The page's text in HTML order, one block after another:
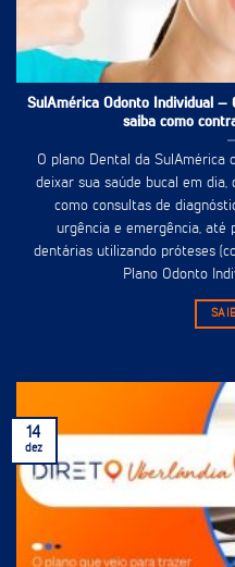
SulAmérica Odonto Individual –
saiba como
O plano Dental da SulAmérica
deixar sua saúde bucal em dia,
como consultas de
urgência e emergência, até
dentárias utilizando próteses
Plano Odonto
14
dez